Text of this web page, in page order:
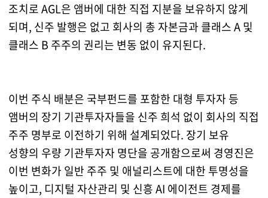
조치로 AGL은 앰버에 대한 직접 지분을 보유하지 않게
되며, 신주 발행은 없고 회사의 총 자본금과 클래스 A 및
클래스 B 주주의 권리는 변동 없이 유지된다.
이번 주식 배분은 국부펀드를 포함한 대형 투자자 등
앰버의 장기 기관투자자들을 신주 희석 없이 회사의 직접
주주 명부로 이전하기 위해 설계되었다. 장기 보유
성향의 우량 기관투자자 명단을 공개함으로써 경영진은
이번 변화가 일반 주주 및 애널리스트에 대한 투명성을
높이고, 디지털 자산관리 및 신흥 AI 에이전트 경제를